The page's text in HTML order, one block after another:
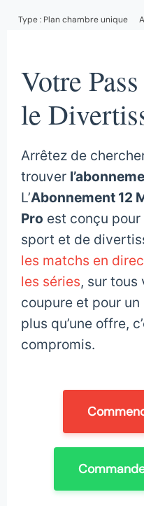
Type : Plan chambre unique
Votre
le
Arrêtez de
trouver
L’Abonnement 12
Pro est conçu
sport et de
les matchs en
les séries, sur tous
coupure et pour un
plus qu’une offre,
compromis.